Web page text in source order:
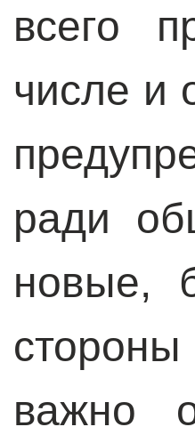
всего
числе и
ради
новые,
важно